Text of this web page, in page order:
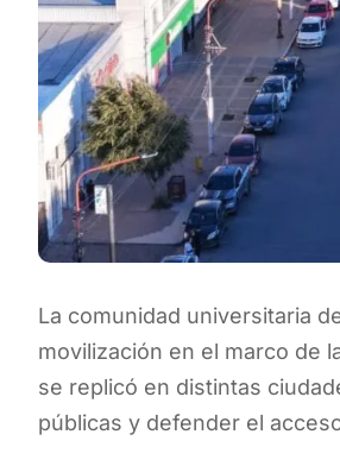
La comunidad universitaria
movilización en el marco de
se replicó en distintas
públicas y defender el